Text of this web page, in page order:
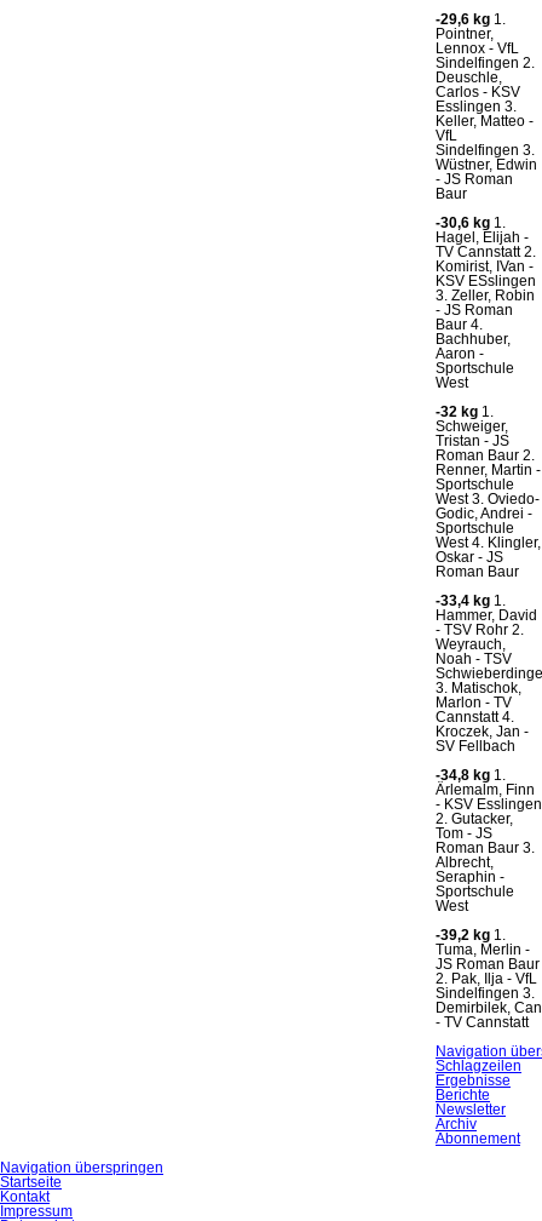
-29,6 kg 1.
Pointner,
Lennox - VfL
Sindelfingen 2.
Deuschle,
Carlos - KSV
Esslingen 3.
Keller, Matteo -
VfL
Sindelfingen 3.
Wüstner, Edwin
- JS Roman
Baur
-30,6 kg 1.
Hagel, Elijah -
TV Cannstatt 2.
Komirist, IVan -
KSV ESslingen
3. Zeller, Robin
- JS Roman
Baur 4.
Bachhuber,
Aaron -
Sportschule
West
-32 kg 1.
Schweiger,
Tristan - JS
Roman Baur 2.
Renner, Martin -
Sportschule
West 3. Oviedo-
Godic, Andrei -
Sportschule
West 4. Klingler,
Oskar - JS
Roman Baur
-33,4 kg 1.
Hammer, David
- TSV Rohr 2.
Weyrauch,
Noah - TSV
3. Matischok,
Marlon - TV
Cannstatt 4.
Kroczek, Jan -
SV Fellbach
-34,8 kg 1.
Ärlemalm, Finn
- KSV Esslingen
2. Gutacker,
Tom - JS
Roman Baur 3.
Albrecht,
Seraphin -
Sportschule
West
-39,2 kg 1.
Tuma, Merlin -
JS Roman Baur
2. Pak, Ilja - VfL
Sindelfingen 3.
Demirbilek, Can
- TV Cannstatt
Navigation
Schlagzeilen
Ergebnisse
Berichte
Newsletter
Archiv
Abonnement
Navigation überspringen
Startseite
Kontakt
Impressum